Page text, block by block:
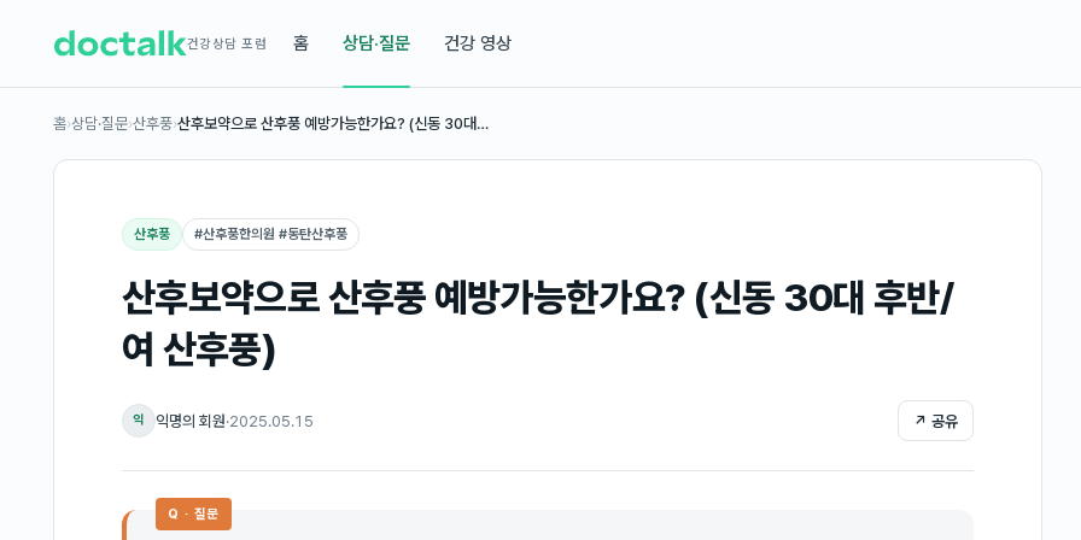
건강상담 포럼 홈 상담·질문 건강 영상
홈›상담·질문›산후풍›산후보약으로 산후풍 예방가능한가요? (신동 30대…
산후풍 #산후풍한의원 #동탄산후풍
산후보약으로 산후풍 예방가능한가요? (신동 30대 후반/
여 산후풍)
익 익명의 회원·2025.05.15 ↗ 공유
Q · 질문